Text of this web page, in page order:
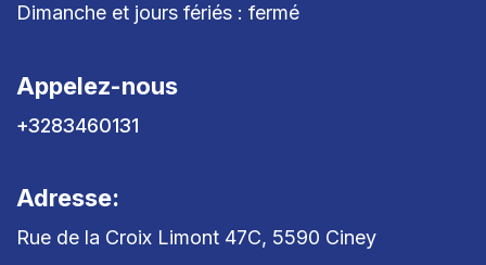
Dimanche et jours fériés : fermé
Appelez-nous
+3283460131
Adresse:
Rue de la Croix Limont 47C, 5590 Ciney